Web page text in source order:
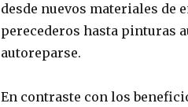
desde nuevos materiales de
perecederos hasta pinturas
autoreparse.
En contraste con los